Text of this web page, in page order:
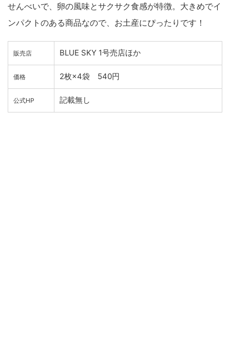
せんべいで、卵の風味とサクサク食感が特徴。大きめでイ
ンパクトのある商品なので、お土産にぴったりです！
販売店 BLUE SKY 1号売店ほか
価格 2枚×4袋 540円
公式HP 記載無し